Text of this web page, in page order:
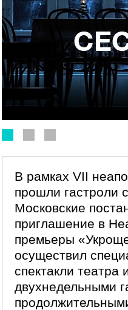
В рамках VII
прошли гастроли
Московские
приглашение в
премьеры
осуществил
спектакли
двухнедельными